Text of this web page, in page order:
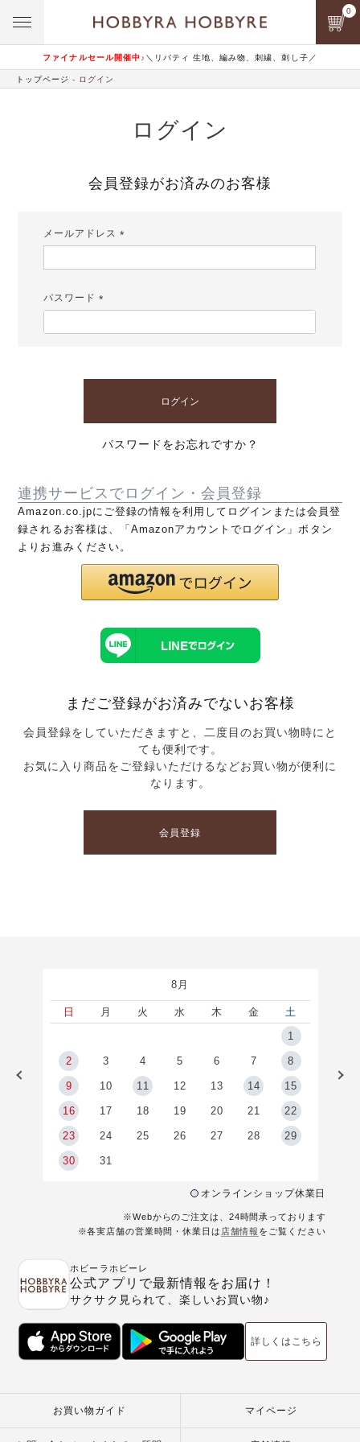
ファイナルセール開催中♪ ＼リバティ 生地、編み物、刺繍、刺し子／
0
トップページ ログイン
ログイン
会員登録がお済みのお客様
メールアドレス
パスワード
ログイン
パスワードをお忘れですか？
連携サービスでログイン・会員登録
Amazon.co.jpにご登録の情報を利用してログインまたは会員登
録されるお客様は、「Amazonアカウントでログイン」ボタン
よりお進みください。
まだご登録がお済みでないお客様
会員登録をしていただきますと、二度目のお買い物時にと
ても便利です。
お気に入り商品をご登録いただけるなどお買い物が便利に
なります。
会員登録
8月
日 月 火 水 木 金
土
1
2 3 4 5 6 7 8
9 10 11 12 13 14 15
16 17 18 19 20 21 22
23 24 25 26 27 28 29
30 31
オンラインショップ休業日
※Webからのご注文は、24時間承っております
※各実店舗の営業時間・休業日は 店舗情報 をご覧ください
ホビーラホビーレ
公式アプリで最新情報をお届け！
サクサク見られて、楽しいお買い物♪
詳しくはこちら
お買い物ガイド マイページ